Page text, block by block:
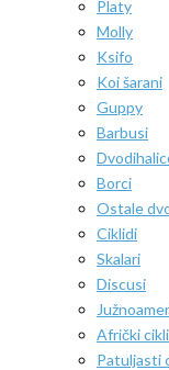
Platy
Molly
Ksifo
Koi šarani
Guppy
Barbusi
Borci
Ostale
Ciklidi
Skalari
Discusi
Afrički
Patuljasti